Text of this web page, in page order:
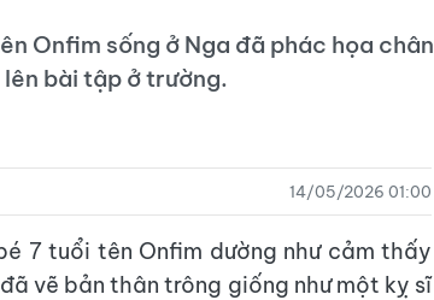
Onfim sống ở Nga đã phác họa chân
lên bài tập ở trường.
14/05/2026 01:00
7 tuổi tên Onfim dường như cảm thấy
vẽ bản thân trông giống như một kỵ sĩ